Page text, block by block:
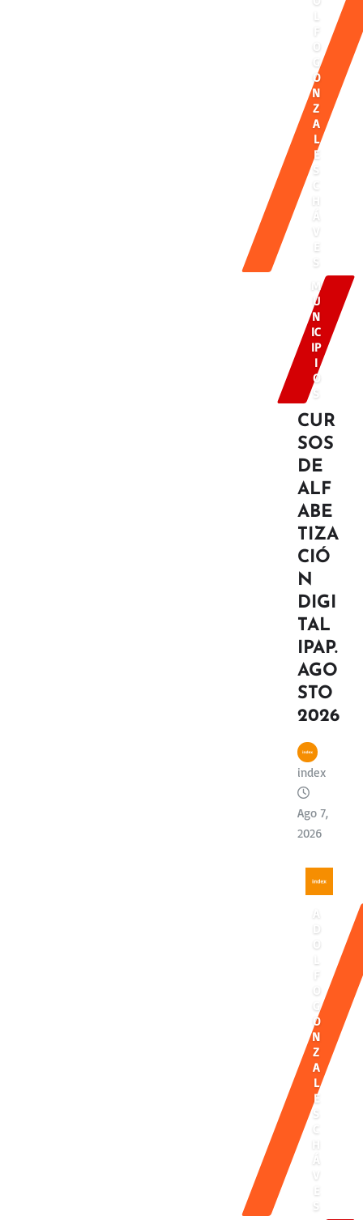
F
O
G
O
N
Z
A
L
E
S
C
H
Á
E
S
M
U
N
IC
IP
I
O
S
CUR
SOS
DE
ALF
ABE
TIZA
CIÓ
N
DIGI
TAL
IPAP.
AGO
STO
2026
index
Ago 7,
2026
A
D
O
F
O
G
O
N
Z
A
L
E
S
C
H
Á
E
S